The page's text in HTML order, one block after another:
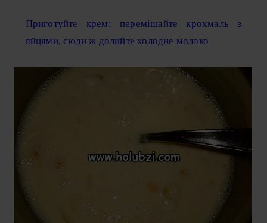
Приготуйте крем: перемішайте крохмаль з
яйцями, сюди ж долийте холодне молоко